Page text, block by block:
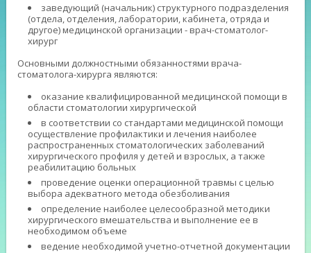
заведующий (начальник) структурного подразделения
(отдела, отделения, лаборатории, кабинета, отряда и
другое) медицинской организации - врач-стоматолог-
хирург
Основными должностными обязанностями врача-
стоматолога-хирурга являются:
оказание квалифицированной медицинской помощи в
области стоматологии хирургической
в соответствии со стандартами медицинской помощи
осуществление профилактики и лечения наиболее
распространенных стоматологических заболеваний
хирургического профиля у детей и взрослых, а также
реабилитацию больных
проведение оценки операционной травмы с целью
выбора адекватного метода обезболивания
определение наиболее целесообразной методики
хирургического вмешательства и выполнение ее в
необходимом объеме
ведение необходимой учетно-отчетной документации